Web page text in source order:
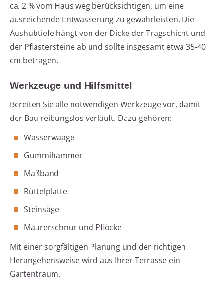
ca. 2 % vom Haus weg berücksichtigen, um eine
ausreichende Entwässerung zu gewährleisten. Die
Aushubtiefe hängt von der Dicke der Tragschicht und
der Pflastersteine ab und sollte insgesamt etwa 35-40
cm betragen.
Werkzeuge und Hilfsmittel
Bereiten Sie alle notwendigen Werkzeuge vor, damit
der Bau reibungslos verläuft. Dazu gehören:
Wasserwaage
Gummihammer
Maßband
Rüttelplatte
Steinsäge
Maurerschnur und Pflöcke
Mit einer sorgfältigen Planung und der richtigen
Herangehensweise wird aus Ihrer Terrasse ein
Gartentraum.